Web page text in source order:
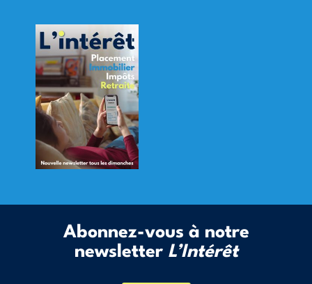
Abonnez-vous à notre
newsletter L’Intérêt